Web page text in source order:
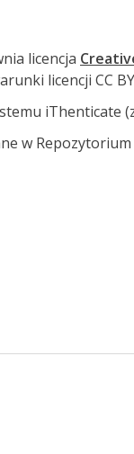
licencja
licencji CC
iThenticate
w